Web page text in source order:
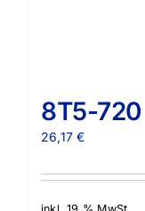
8T5-720
26,17€